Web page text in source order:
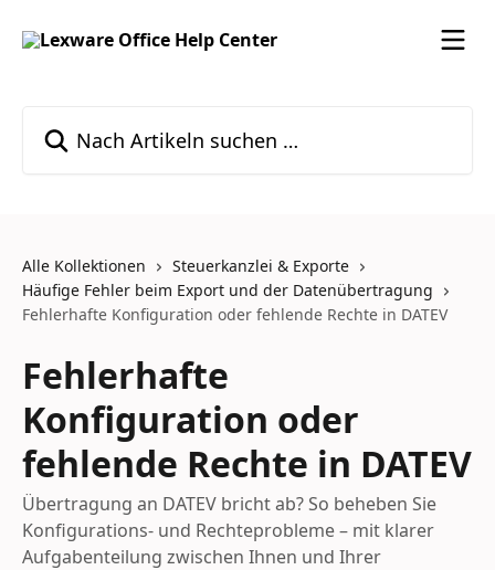
Alle Kollektionen
Steuerkanzlei & Exporte
Häufige Fehler beim Export und der Datenübertragung
Fehlerhafte Konfiguration oder fehlende Rechte in DATEV
Fehlerhafte
Konfiguration oder
fehlende Rechte in DATEV
Übertragung an DATEV bricht ab? So beheben Sie
Konfigurations- und Rechteprobleme – mit klarer
Aufgabenteilung zwischen Ihnen und Ihrer